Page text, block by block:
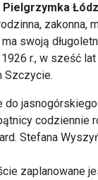
Pielgrzymka
zakonna,
swoją
r., w sześć
Szczycie.
do
codziennie
Stefana
zaplanowane